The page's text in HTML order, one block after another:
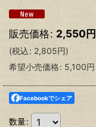
販売価格: 2,550円
(税込: 2,805円)
希望小売価格: 5,100円
Facebookでシェア
数量: